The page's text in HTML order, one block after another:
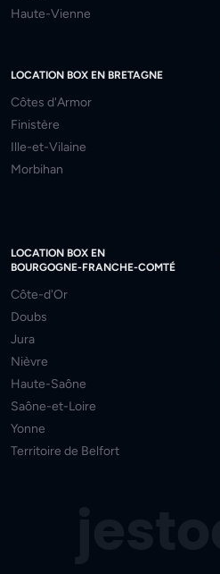
Haute-Vienne
LOCATION BOX EN BRETAGNE
Côtes d'Armor
Finistère
Ille-et-Vilaine
Morbihan
LOCATION BOX EN
BOURGOGNE-FRANCHE-COMTÉ
Côte-d'Or
Doubs
Jura
Nièvre
Haute-Saône
Saône-et-Loire
Yonne
Territoire de Belfort